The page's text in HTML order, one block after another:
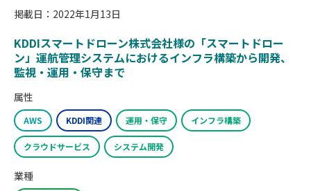
掲載日：2022年1月13日
KDDIスマートドローン株式会社様の「スマートドロー
ン」運航管理システムにおけるインフラ構築から開発、
監視・運用・保守まで
属性
AWS KDDI関連 運用・保守 インフラ構築
クラウドサービス システム開発
業種